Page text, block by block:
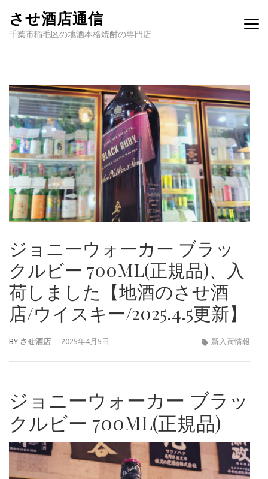
させ酒店通信
千葉市稲毛区の地酒本格焼酎の専門店
ジョニーウォーカー ブラッ
クルビー 700ML(正規品)、入
荷しました【地酒のさせ酒
店/ウイスキー/2025.4.5更新】
BY させ酒店 2025年4月5日 新入荷情報
ジョニーウォーカー ブラッ
クルビー 700ML(正規品)